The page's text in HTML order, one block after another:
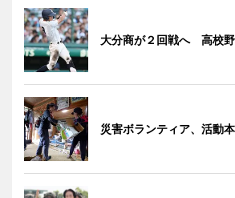
大分商が２回戦へ 高校
災害ボランティア、活動